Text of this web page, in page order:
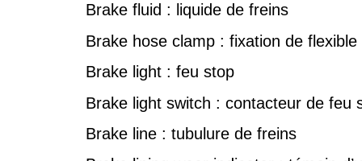
Brake fluid : liquide de freins
Brake hose clamp : fixation de
Brake light : feu stop
Brake light switch : contacteur de feu
Brake line : tubulure de freins